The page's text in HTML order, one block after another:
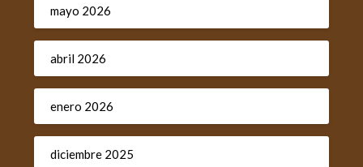
mayo 2026
abril 2026
enero 2026
diciembre 2025